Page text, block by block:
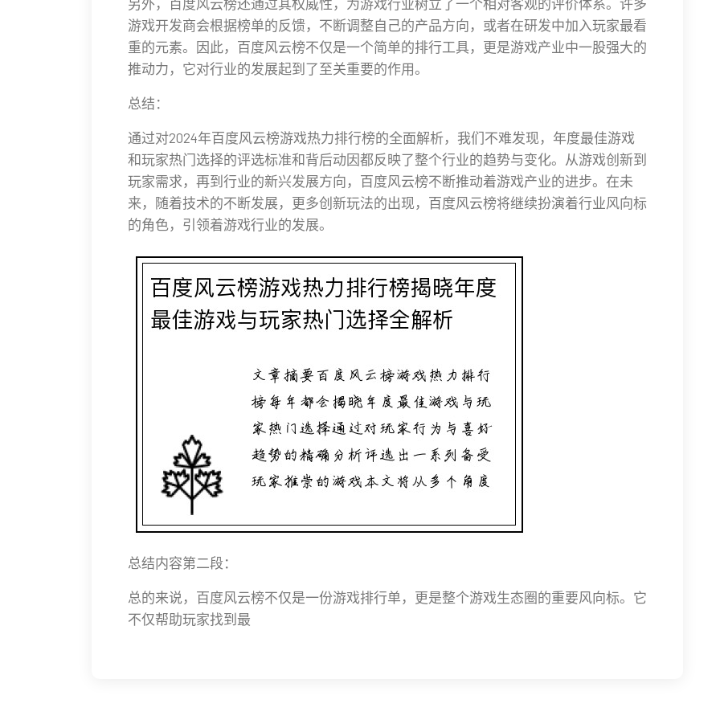
另外，百度风云榜还通过其权威性，为游戏行业树立了一个相对客观的评价体系。许多
游戏开发商会根据榜单的反馈，不断调整自己的产品方向，或者在研发中加入玩家最看
重的元素。因此，百度风云榜不仅是一个简单的排行工具，更是游戏产业中一股强大的
推动力，它对行业的发展起到了至关重要的作用。
总结：
通过对2024年百度风云榜游戏热力排行榜的全面解析，我们不难发现，年度最佳游戏
和玩家热门选择的评选标准和背后动因都反映了整个行业的趋势与变化。从游戏创新到
玩家需求，再到行业的新兴发展方向，百度风云榜不断推动着游戏产业的进步。在未
来，随着技术的不断发展，更多创新玩法的出现，百度风云榜将继续扮演着行业风向标
的角色，引领着游戏行业的发展。
总结内容第二段：
总的来说，百度风云榜不仅是一份游戏排行单，更是整个游戏生态圈的重要风向标。它
不仅帮助玩家找到最